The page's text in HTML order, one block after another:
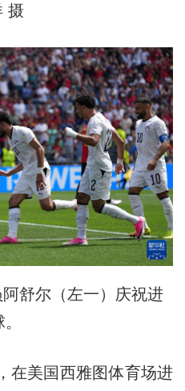
摄
舒尔（左一）庆祝进
美国西雅图体育场进